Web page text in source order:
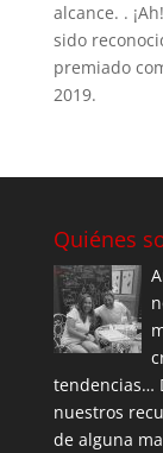
alcance. .
sido
premiado
2019.
Quiénes
tendencias…
nuestros
de alguna